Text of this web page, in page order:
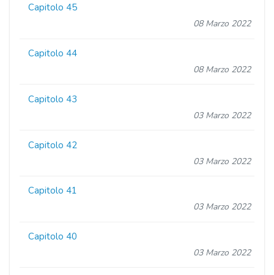
Capitolo 45
08 Marzo 2022
Capitolo 44
08 Marzo 2022
Capitolo 43
03 Marzo 2022
Capitolo 42
03 Marzo 2022
Capitolo 41
03 Marzo 2022
Capitolo 40
03 Marzo 2022